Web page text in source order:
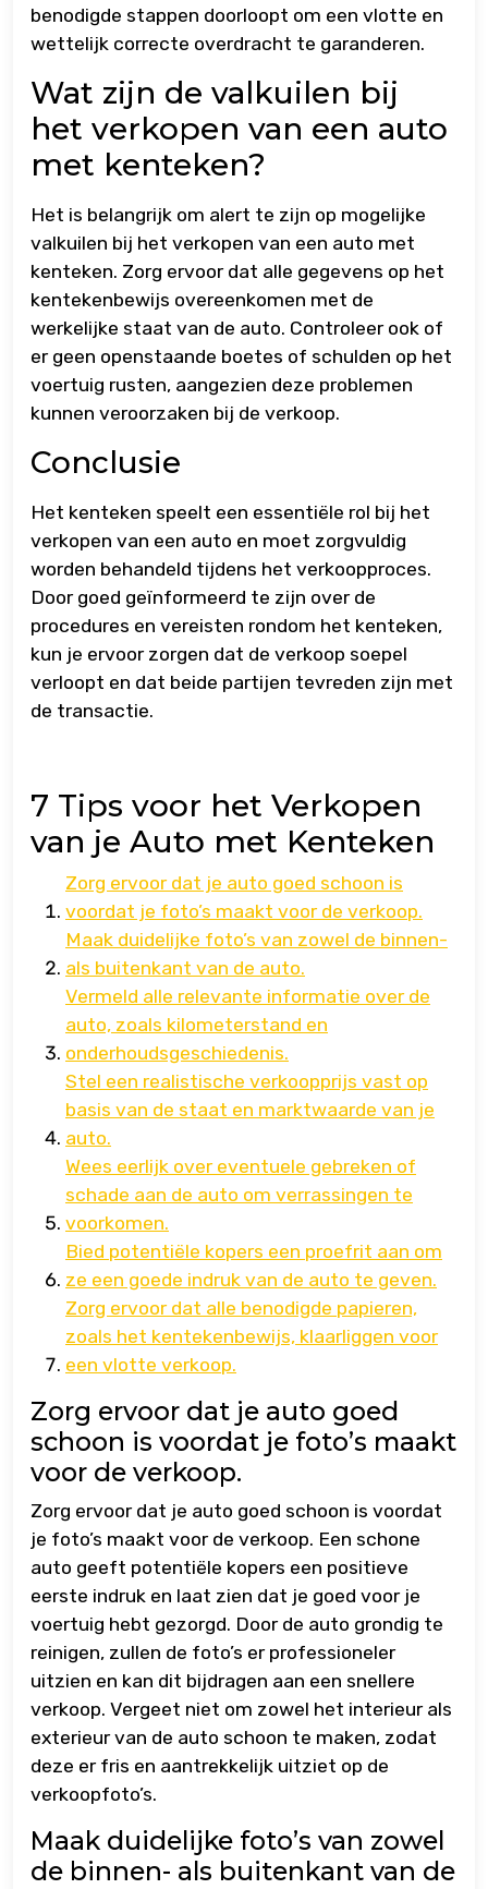
benodigde stappen doorloopt om een vlotte en
wettelijk correcte overdracht te garanderen.
Wat zijn de valkuilen bij
het verkopen van een auto
met kenteken?
Het is belangrijk om alert te zijn op mogelijke
valkuilen bij het verkopen van een auto met
kenteken. Zorg ervoor dat alle gegevens op het
kentekenbewijs overeenkomen met de
werkelijke staat van de auto. Controleer ook of
er geen openstaande boetes of schulden op het
voertuig rusten, aangezien deze problemen
kunnen veroorzaken bij de verkoop.
Conclusie
Het kenteken speelt een essentiële rol bij het
verkopen van een auto en moet zorgvuldig
worden behandeld tijdens het verkoopproces.
Door goed geïnformeerd te zijn over de
procedures en vereisten rondom het kenteken,
kun je ervoor zorgen dat de verkoop soepel
verloopt en dat beide partijen tevreden zijn met
de transactie.
7 Tips voor het Verkopen
van je Auto met Kenteken
Zorg ervoor dat je auto goed schoon is
voordat je foto’s maakt voor de verkoop.
Maak duidelijke foto’s van zowel de binnen-
als buitenkant van de auto.
Vermeld alle relevante informatie over de
auto, zoals kilometerstand en
onderhoudsgeschiedenis.
Stel een realistische verkoopprijs vast op
basis van de staat en marktwaarde van je
auto.
Wees eerlijk over eventuele gebreken of
schade aan de auto om verrassingen te
voorkomen.
Bied potentiële kopers een proefrit aan om
ze een goede indruk van de auto te geven.
Zorg ervoor dat alle benodigde papieren,
zoals het kentekenbewijs, klaarliggen voor
een vlotte verkoop.
Zorg ervoor dat je auto goed
schoon is voordat je foto’s maakt
voor de verkoop.
Zorg ervoor dat je auto goed schoon is voordat
je foto’s maakt voor de verkoop. Een schone
auto geeft potentiële kopers een positieve
eerste indruk en laat zien dat je goed voor je
voertuig hebt gezorgd. Door de auto grondig te
reinigen, zullen de foto’s er professioneler
uitzien en kan dit bijdragen aan een snellere
verkoop. Vergeet niet om zowel het interieur als
exterieur van de auto schoon te maken, zodat
deze er fris en aantrekkelijk uitziet op de
verkoopfoto’s.
Maak duidelijke foto’s van zowel
de binnen- als buitenkant van de